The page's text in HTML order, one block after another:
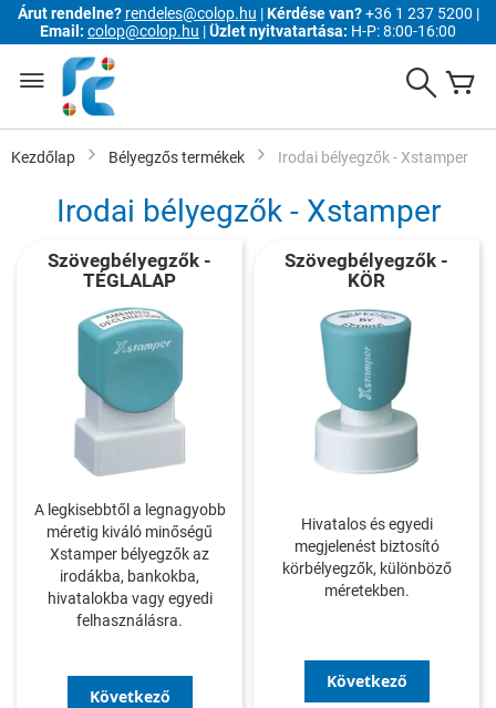
Árut rendelne? rendeles@colop.hu |Kérdése van?+36 1 237 5200 |
Email: colop@colop.hu |Üzlet nyitvatartása: H-P: 8:00-16:00
Search
Kezdőlap Bélyegzős termékek Irodai bélyegzők - Xstamper
Irodai bélyegzők - Xstamper
Szövegbélyegzők -
TÉGLALAP
A legkisebbtől a legnagyobb
méretig kiváló minőségű
Xstamper bélyegzők az
irodákba, bankokba,
hivatalokba vagy egyedi
felhasználásra.
Következő
Szövegbélyegzők -
KÖR
Hivatalos és egyedi
megjelenést biztosító
körbélyegzők, különböző
méretekben.
Következő